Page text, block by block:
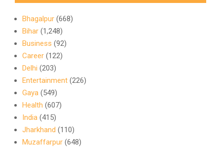
Bhagalpur (668)
Bihar (1,248)
Business (92)
Career (122)
Delhi (203)
Entertainment (226)
Gaya (549)
Health (607)
India (415)
Jharkhand (110)
Muzaffarpur (648)